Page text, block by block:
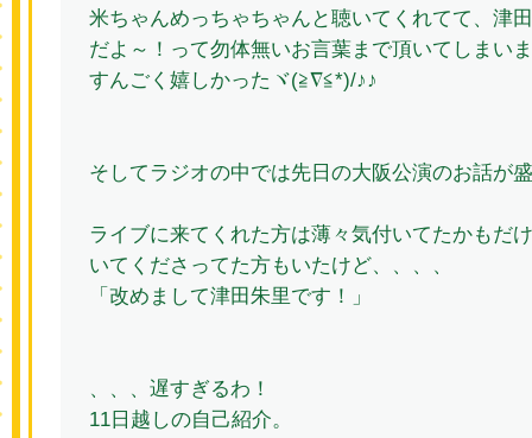
米ちゃんめっちゃちゃんと聴いてくれてて、津
だよ～！って勿体無いお言葉まで頂いてしまい
すんごく嬉しかったヾ(≧∇≦*)/♪♪
そしてラジオの中では先日の大阪公演のお話が
ライブに来てくれた方は薄々気付いてたかもだ
いてくださってた方もいたけど、、、、
「改めまして津田朱里です！」
、、、遅すぎるわ！
11日越しの自己紹介。